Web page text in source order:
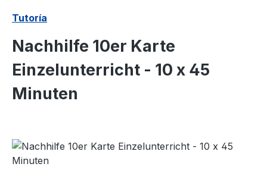
Tutoría
Nachhilfe 10er Karte
Einzelunterricht - 10 x 45
Minuten
Omitir galería de imágenes